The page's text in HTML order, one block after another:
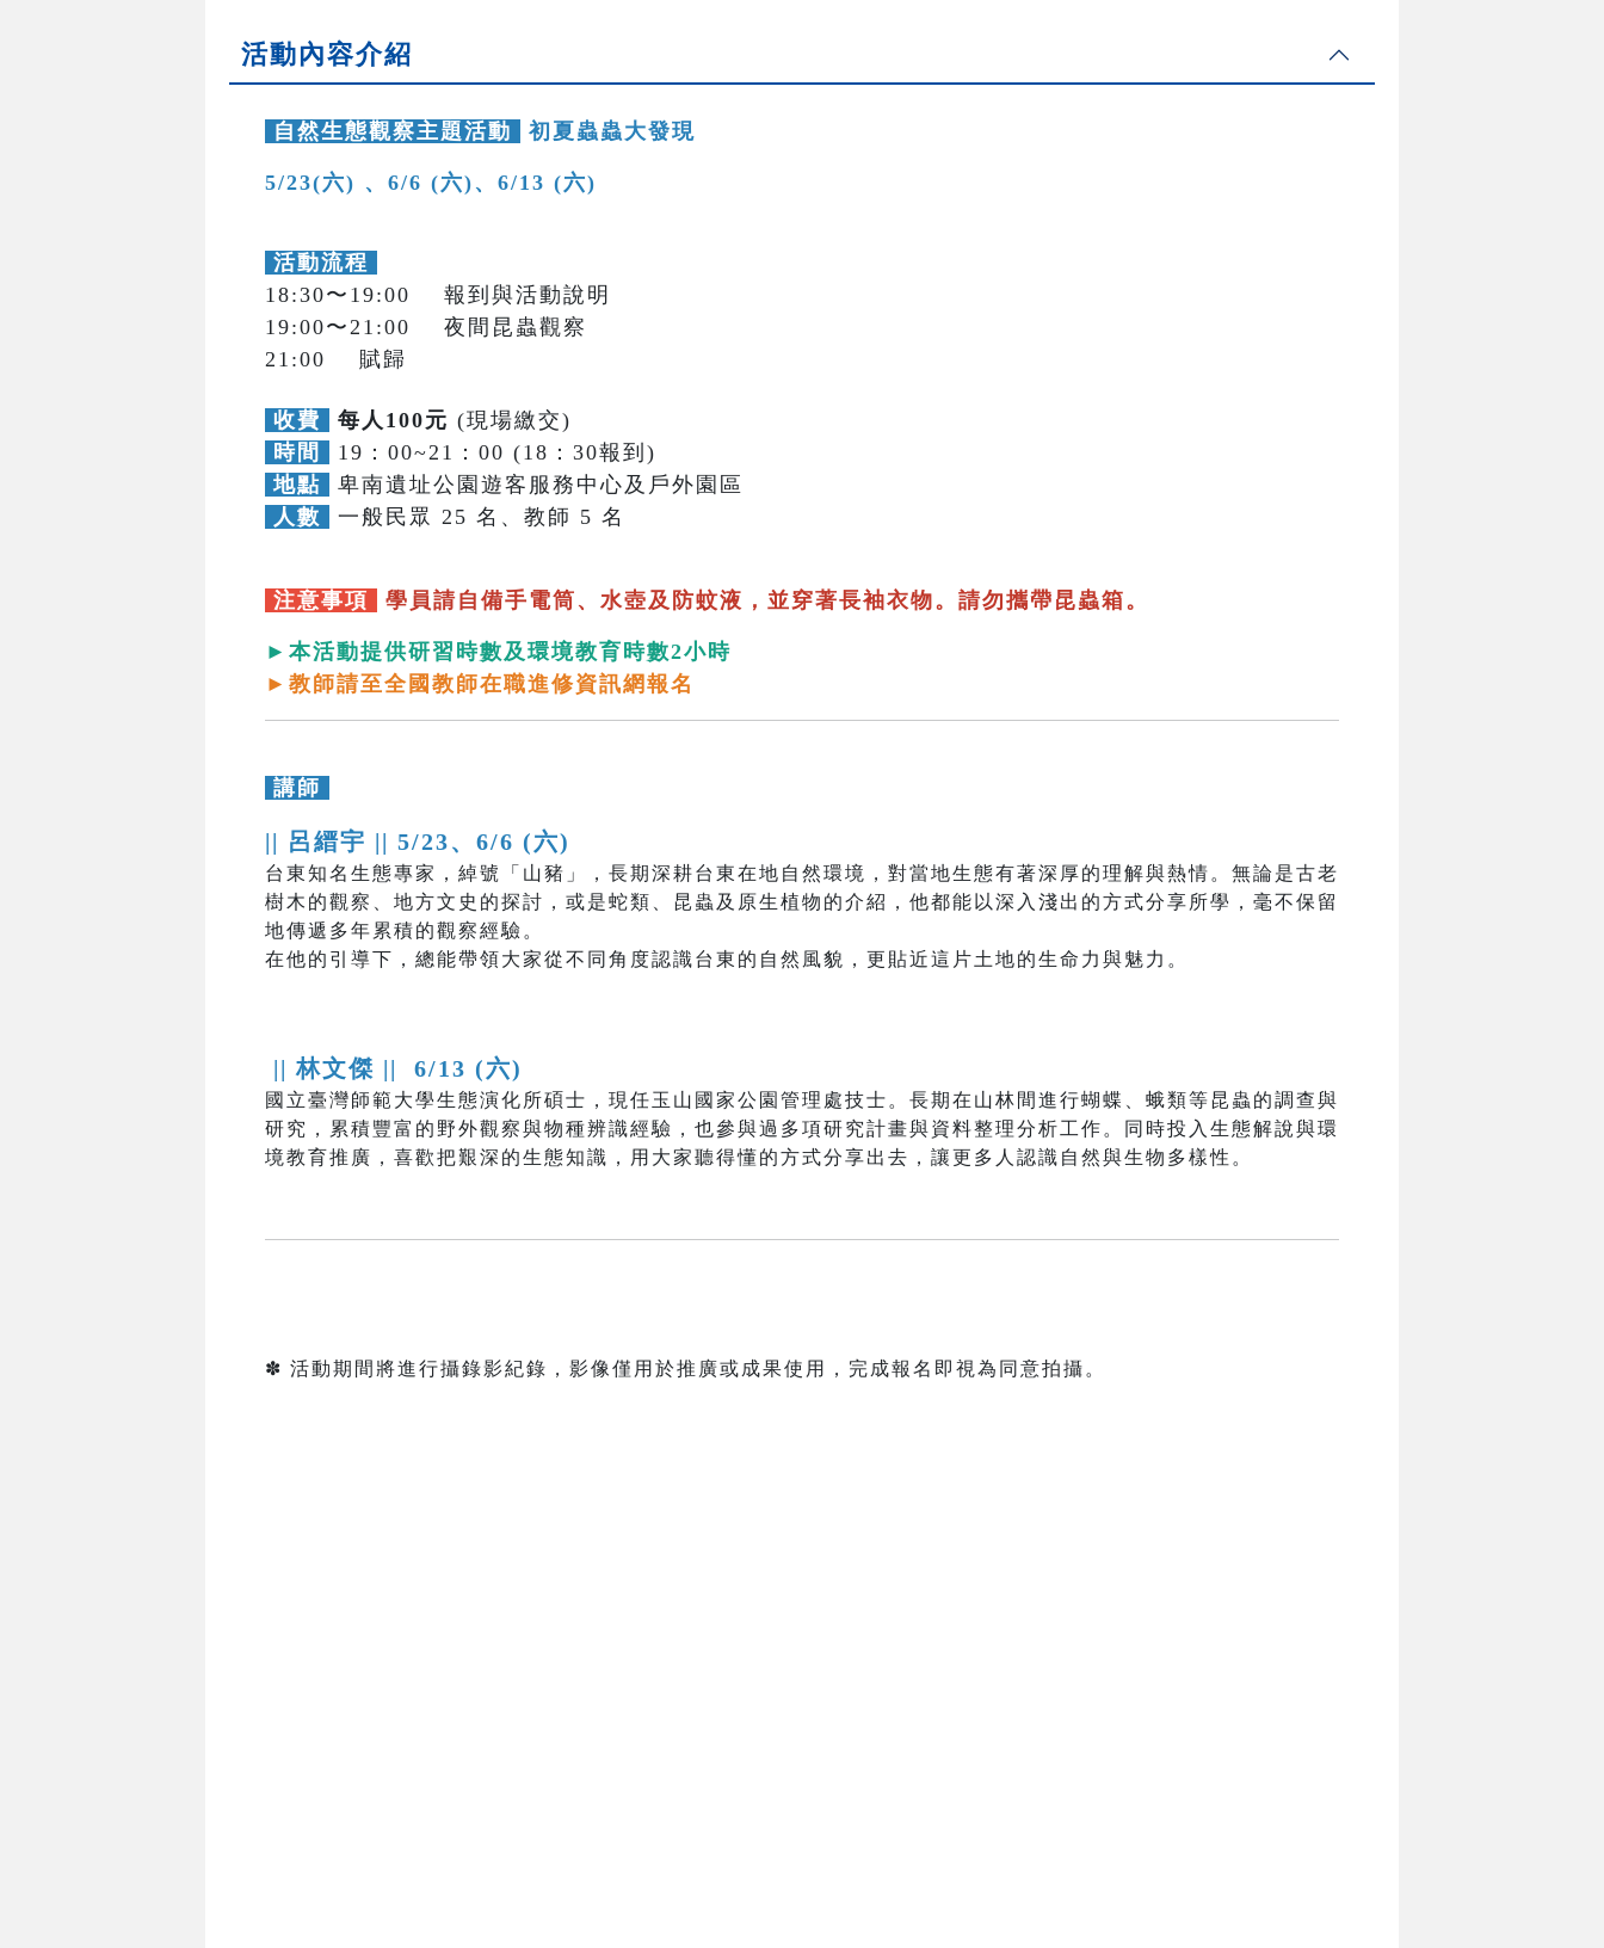
活動內容介紹
自然生態觀察主題活動 初夏蟲蟲大發現
5/23(六) 、6/6 (六)、6/13 (六)
活動流程
18:30〜19:00 報到與活動說明
19:00〜21:00 夜間昆蟲觀察
21:00 賦歸
收費 每人100元 (現場繳交)
時間
19：00~21：00 (18：30報到)
地點
卑南遺址公園遊客服務中心及戶外園區
人數
一般民眾 25 名、教師 5 名
注意事項 學員請自備手電筒、水壺及防蚊液，並穿著長袖衣物。請勿攜帶昆蟲箱。
►本活動提供研習時數及環境教育時數2小時
►教師請至全國教師在職進修資訊網報名
講師
|| 呂縉宇 || 5/23、6/6 (六)
台東知名生態專家，綽號「山豬」，長期深耕台東在地自然環境，對當地生態有著深厚的理解與熱情。無論是古老
樹木的觀察、地方文史的探討，或是蛇類、昆蟲及原生植物的介紹，他都能以深入淺出的方式分享所學，毫不保留
地傳遞多年累積的觀察經驗。
在他的引導下，總能帶領大家從不同角度認識台東的自然風貌，更貼近這片土地的生命力與魅力。
|| 林文傑 || 6/13 (六)
國立臺灣師範大學生態演化所碩士，現任玉山國家公園管理處技士。長期在山林間進行蝴蝶、蛾類等昆蟲的調查與
研究，累積豐富的野外觀察與物種辨識經驗，也參與過多項研究計畫與資料整理分析工作。同時投入生態解說與環
境教育推廣，喜歡把艱深的生態知識，用大家聽得懂的方式分享出去，讓更多人認識自然與生物多樣性。
✽ 活動期間將進行攝錄影紀錄，影像僅用於推廣或成果使用，完成報名即視為同意拍攝。